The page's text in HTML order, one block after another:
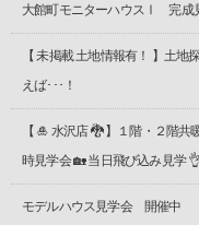
大館町モニターハウスⅠ 完成
【 未掲載 土地情報有！ 】土
えば･･･！
【 🎍 水沢店 🐉 】１階・２階
時見学会 🏡 当日飛び込み見学 👌
モデルハウス見学会 開催中